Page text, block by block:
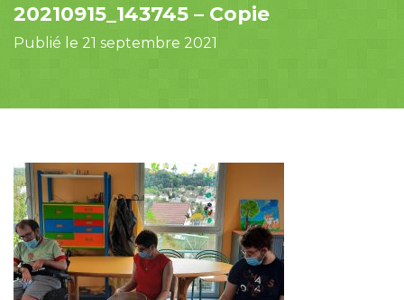
20210915_143745 – Copie
Publié le 21 septembre 2021